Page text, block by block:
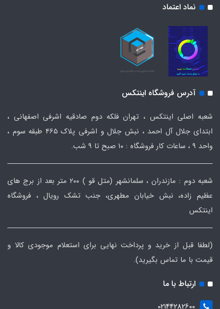
نماد اعتماد
آدرس فروشگاه اینتکس
شعبه اصلی اینتکس ، تهران فلکه دوم صادقیه اشرفی اصفهانی ،
ابتدای جلال آل احمد ، نبش جلال و اشرفی پلاک 465 طبقه سوم ،
واحد ۹ ، ساعات کار فروشگاه : ۱۰ صبح تا ۹ شب.
شعبه دوم : مازندران ، سلمانشهر (متل قو ) ۲۰۰ متر بعد از برج های
عظیم زاده، نبش خیابان مطهری، جنب تشک رویال ، فروشگاه
اینتکس
(لطفا قبل از خرید و پرداخت نهایی برای استعلام موجودی کالا و
قیمت با ما تماس بگیرید).
ارتباط با ما
02144282600